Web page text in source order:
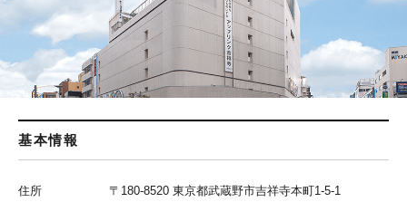
基本情報
住所 〒180-8520 東京都武蔵野市吉祥寺本町1-5-1